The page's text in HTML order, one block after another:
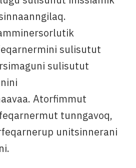
sulisutut
sulisutut
Atorfimmut
tunngavoq,
unitsinnerani